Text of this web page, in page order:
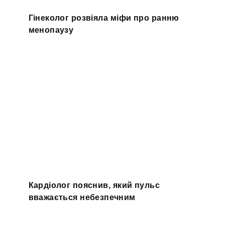
Гінеколог розвіяла міфи про ранню
менопаузу
Кардіолог пояснив, який пульс
вважається небезпечним